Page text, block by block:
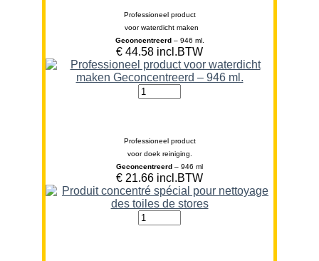
Professioneel product
voor waterdicht maken
Geconcentreerd– 946 ml.
€ 44.58 incl.BTW
Professioneel product
voor doek reiniging.
Geconcentreerd – 946 ml
€ 21.66 incl.BTW